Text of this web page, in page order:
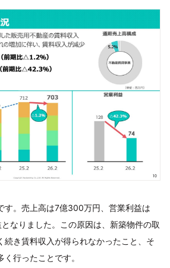
す。売上高は7億300万円、営業利益は
なりました。この原因は、新築物件の取
続き賃料収入が得られなかったこと、そ
行ったことです。